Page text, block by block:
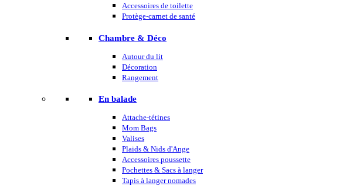
Accessoires de toilette
Protège-carnet de santé
Chambre & Déco
Autour du lit
Décoration
Rangement
En balade
Attache-tétines
Mom Bags
Valises
Plaids & Nids d'Ange
Accessoires poussette
Pochettes & Sacs à langer
Tapis à langer nomades